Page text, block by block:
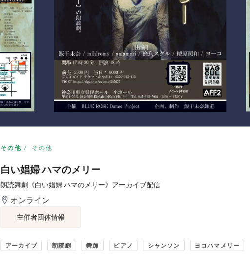
その他 その他
白い娼婦 ハマのメリー
朗読舞劇《白い娼婦 ハマのメリー》アーカイブ配信
オンライン
主催者団体情報
アーカイブ 朗読劇 舞踊 ピアノ シャンソン ヨコハマメリー